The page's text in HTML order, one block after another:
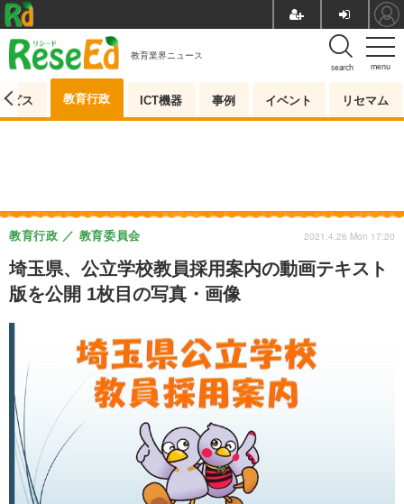
menu
search
教育業界ニュース
ビス 教育行政 ICT機器 事例 イベント リセマム
埼玉県、公立学校教員採用案内の動画テキスト
版を公開 1枚目の写真・画像
教育行政 教育委員会 2021.4.26 Mon 17:20